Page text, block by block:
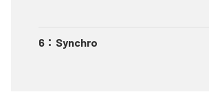
6 ： Synchro